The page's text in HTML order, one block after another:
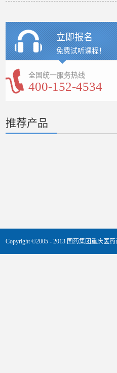
立即报名
免费试听课程！
全国统一服务热线
400-152-4534
推荐产品
Copyright ©2005 - 2013 国药集团重庆医